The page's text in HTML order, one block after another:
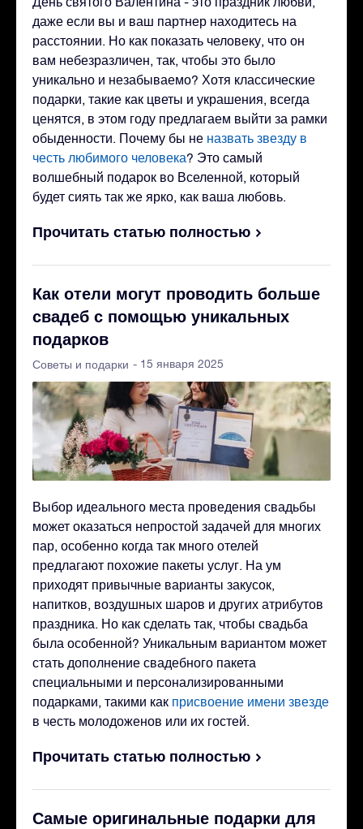
даже если вы и ваш партнер находитесь на
расстоянии. Но как показать человеку, что он
вам небезразличен, так, чтобы это было
уникально и незабываемо? Хотя классические
подарки, такие как цветы и украшения, всегда
ценятся, в этом году предлагаем выйти за рамки
обыденности. Почему бы не назвать звезду в
честь любимого человека? Это самый
волшебный подарок во Вселенной, который
будет сиять так же ярко, как ваша любовь.
Прочитать статью полностью
Как отели могут проводить больше
свадеб с помощью уникальных
подарков
Советы и подарки - 15 января 2025
Выбор идеального места проведения свадьбы
может оказаться непростой задачей для многих
пар, особенно когда так много отелей
предлагают похожие пакеты услуг. На ум
приходят привычные варианты закусок,
напитков, воздушных шаров и других атрибутов
праздника. Но как сделать так, чтобы свадьба
была особенной? Уникальным вариантом может
стать дополнение свадебного пакета
специальными и персонализированными
подарками, такими как присвоение имени звезде
в честь молодоженов или их гостей.
Прочитать статью полностью
Самые оригинальные подарки для